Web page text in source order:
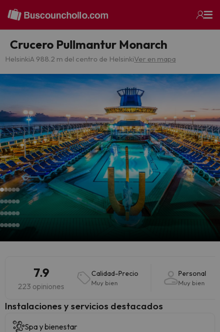
Crucero Pullmantur Monarch
HelsinkiA 988.2 m del centro de HelsinkiVer en mapa
7.9
223 opiniones
Calidad-Precio
Muy bien
Personal
Muy bien
Instalaciones y servicios destacados
Spa y bienestar